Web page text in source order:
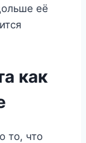
её
как
то, что